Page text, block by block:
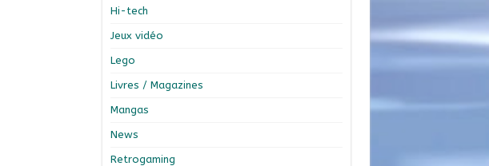
Hi-tech
Jeux vidéo
Lego
Livres / Magazines
Mangas
News
Retrogaming